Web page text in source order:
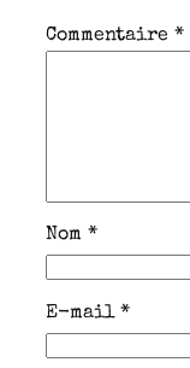
Commentaire *
Nom *
E-mail*